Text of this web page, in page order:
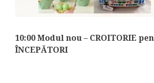
10:00 Modul nou – CROITORIE
ÎNCEPĂTORI